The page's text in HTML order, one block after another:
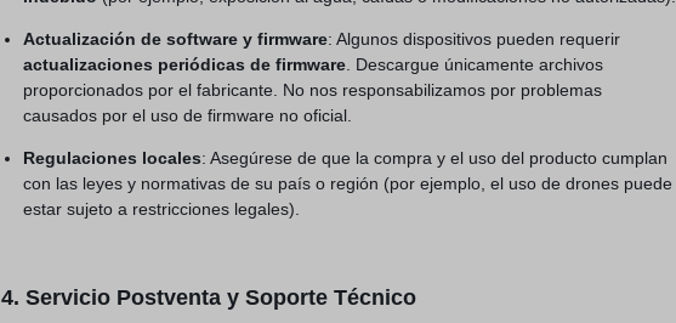
Actualización de software y firmware: Algunos dispositivos pueden requerir
actualizaciones periódicas de firmware. Descargue únicamente archivos
proporcionados por el fabricante. No nos responsabilizamos por problemas
causados por el uso de firmware no oficial.
Regulaciones locales: Asegúrese de que la compra y el uso del producto cumplan
con las leyes y normativas de su país o región (por ejemplo, el uso de drones puede
estar sujeto a restricciones legales).
4. Servicio Postventa y Soporte Técnico